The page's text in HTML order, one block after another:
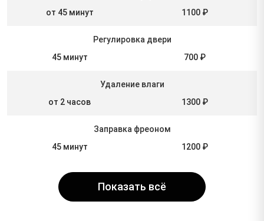
от 45 минут
1100 ₽
Регулировка двери
45 минут
700 ₽
Удаление влаги
от 2 часов
1300 ₽
Заправка фреоном
45 минут
1200 ₽
Показать всё